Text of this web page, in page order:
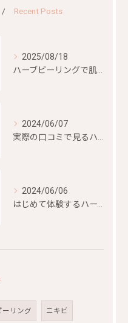
Recent Posts
2025/08/18
2024/06/07
2024/06/06
ーリング ニキビ